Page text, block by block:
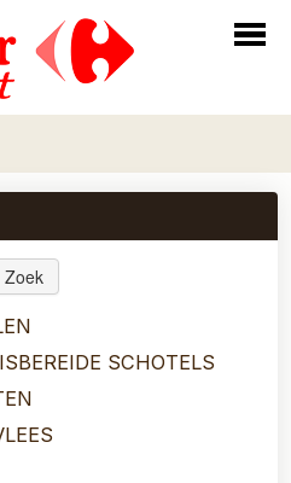
Zoek
SCHOTELS